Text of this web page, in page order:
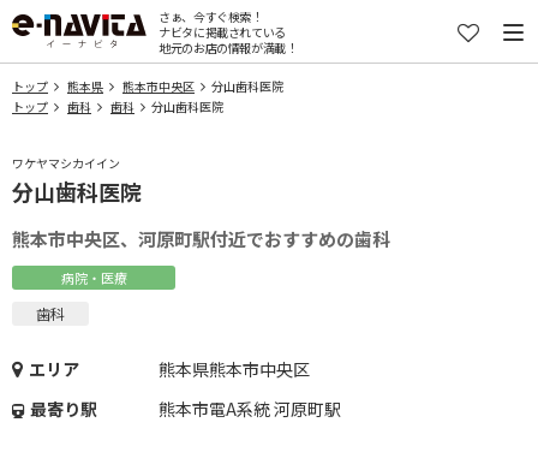
さぁ、今すぐ検索！
ナビタに掲載されている
地元のお店の情報が満載！
トップ 熊本県 熊本市中央区
分山歯科医院
トップ
歯科 歯科 分山歯科医院
ワケヤマシカイイン
分山歯科医院
熊本市中央区、河原町駅付近でおすすめの歯科
病院・医療
歯科
エリア
熊本県熊本市中央区
最寄り駅
熊本市電A系統 河原町駅